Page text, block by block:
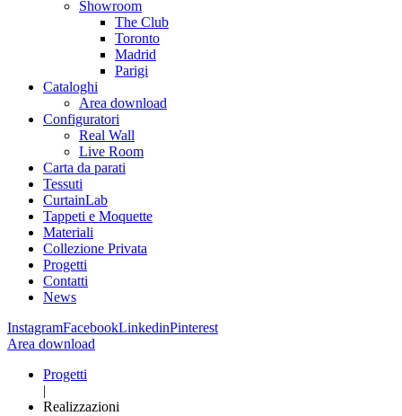
Showroom
The Club
Toronto
Madrid
Parigi
Cataloghi
Area download
Configuratori
Real Wall
Live Room
Carta da parati
Tessuti
CurtainLab
Tappeti e Moquette
Materiali
Collezione Privata
Progetti
Contatti
News
InstagramFacebookLinkedinPinterest
Area download
Progetti
|
Realizzazioni